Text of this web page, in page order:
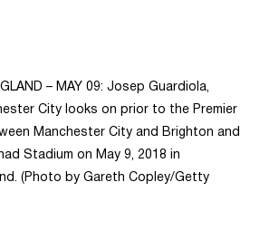
– MAY 09: Josep Guardiola,
City looks on prior to the Premier
Manchester City and Brighton and
Stadium on May 9, 2018 in
(Photo by Gareth Copley/Getty